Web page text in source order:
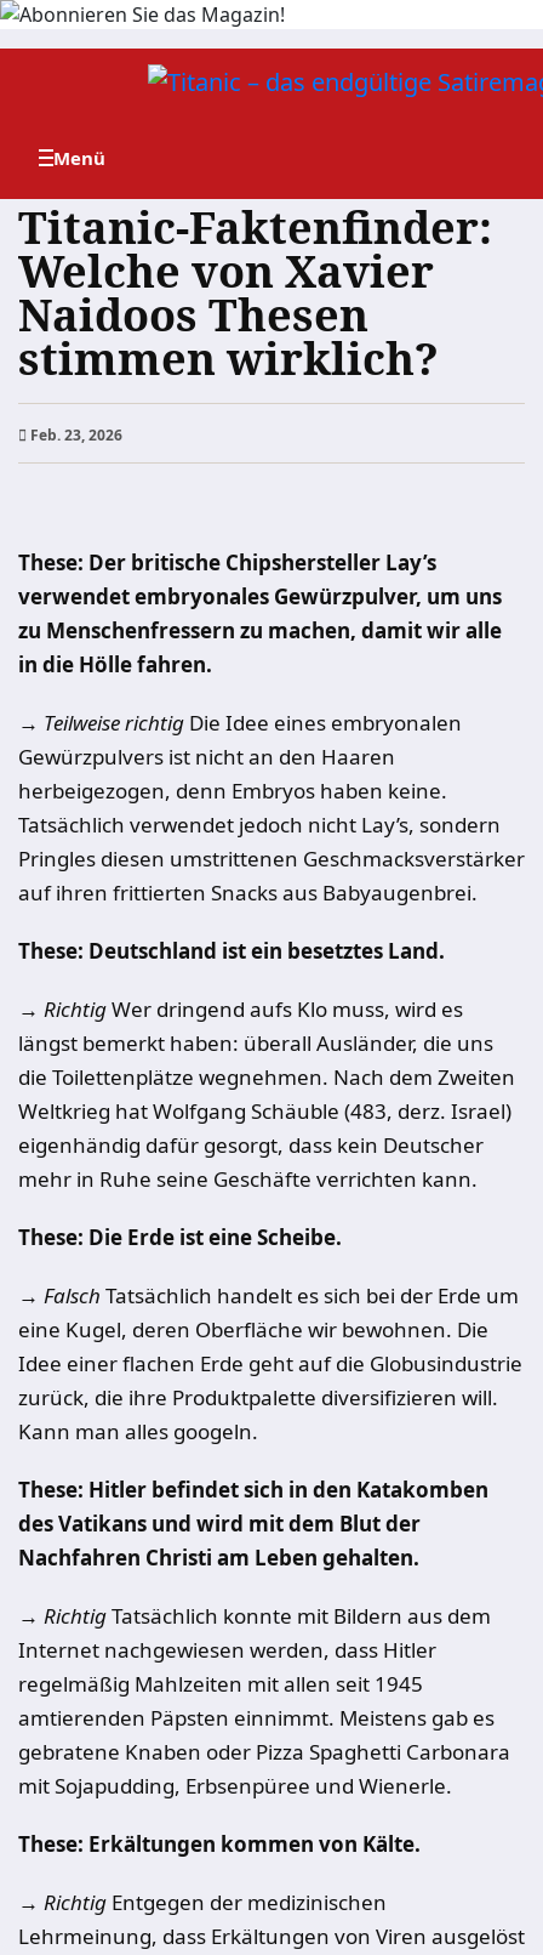
Zum
Titanic-Faktenfinder:
Welche von Xavier
Naidoos Thesen
stimmen wirklich?
Feb. 23, 2026
These: Der britische Chipshersteller Lay’s
verwendet embryonales Gewürzpulver, um uns
zu Menschenfressern zu machen, damit wir alle
in die Hölle fahren.
→ Teilweise richtig Die Idee eines embryonalen
Gewürzpulvers ist nicht an den Haaren
herbeigezogen, denn Embryos haben keine.
Tatsächlich verwendet jedoch nicht Lay’s, sondern
Pringles diesen umstrittenen Geschmacksverstärker
auf ihren frittierten Snacks aus Babyaugenbrei.
These: Deutschland ist ein besetztes Land.
→ RichtigWer dringend aufs Klo muss, wird es
längst bemerkt haben: überall Ausländer, die uns
die Toilettenplätze wegnehmen. Nach dem Zweiten
Weltkrieg hat Wolfgang Schäuble (483, derz. Israel)
eigenhändig dafür gesorgt, dass kein Deutscher
mehr in Ruhe seine Geschäfte verrichten kann.
These: Die Erde ist eine Scheibe.
→ Falsch Tatsächlich handelt es sich bei der Erde um
eine Kugel, deren Oberfläche wir bewohnen. Die
Idee einer flachen Erde geht auf die Globusindustrie
zurück, die ihre Produktpalette diversifizieren will.
Kann man alles googeln.
These: Hitler befindet sich in den Katakomben
des Vatikans und wird mit dem Blut der
Nachfahren Christi am Leben gehalten.
→ RichtigTatsächlich konnte mit Bildern aus dem
Internet nachgewiesen werden, dass Hitler
regelmäßig Mahlzeiten mit allen seit 1945
amtierenden Päpsten einnimmt. Meistens gab es
gebratene Knaben oder Pizza Spaghetti Carbonara
mit Sojapudding, Erbsenpüree und Wienerle.
These: Erkältungen kommen von Kälte.
→ Richtig Entgegen der medizinischen
Lehrmeinung, dass Erkältungen von Viren ausgelöst